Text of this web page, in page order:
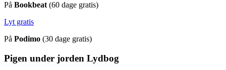
På Bookbeat (60 dage gratis)
Lyt gratis
På Podimo (30 dage gratis)
Pigen under jorden Lydbog